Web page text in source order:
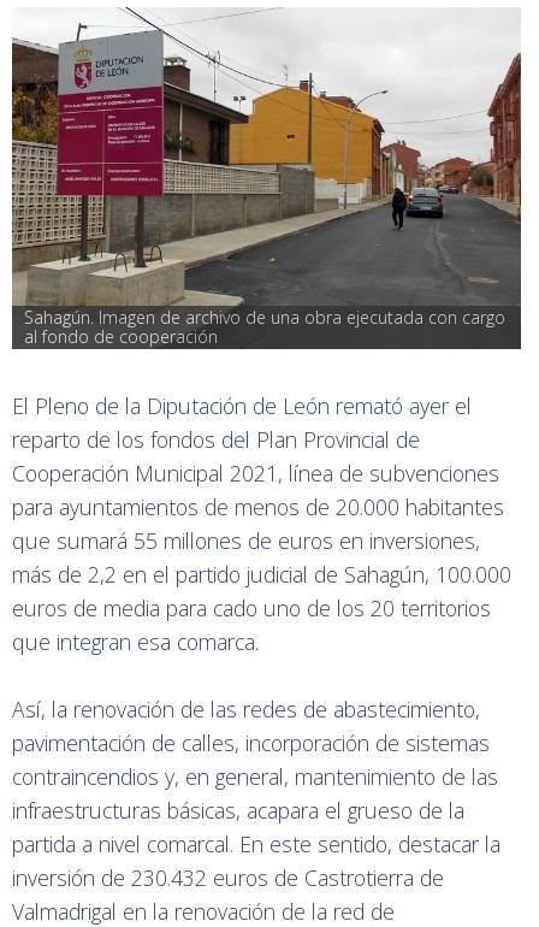
Sahagún. Imagen de archivo de una obra ejecutada con cargo
al fondo de cooperación
El Pleno de la Diputación de León remató ayer el
reparto de los fondos del Plan Provincial de
Cooperación Municipal 2021, línea de subvenciones
para ayuntamientos de menos de 20.000 habitantes
que sumará 55 millones de euros en inversiones,
más de 2,2 en el partido judicial de Sahagún, 100.000
euros de media para cado uno de los 20 territorios
que integran esa comarca.
Así, la renovación de las redes de abastecimiento,
pavimentación de calles, incorporación de sistemas
contraincendios y, en general, mantenimiento de las
infraestructuras básicas, acapara el grueso de la
partida a nivel comarcal. En este sentido, destacar la
inversión de 230.432 euros de Castrotierra de
Valmadrigal en la renovación de la red de